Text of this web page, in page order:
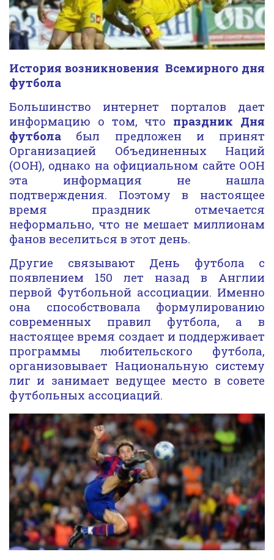
История возникновения Всемирного дня
футбола
Большинство интернет порталов дает
информацию о том, что праздник Дня
футбола был предложен и принят
Организацией Объединенных Наций
(ООН), однако на официальном сайте ООН
эта информация не нашла
подтверждения. Поэтому в настоящее
время праздник отмечается
неформально, что не мешает миллионам
фанов веселиться в этот день.
Другие связывают День футбола с
появлением 150 лет назад в Англии
первой Футбольной ассоциации. Именно
она способствовала формулированию
современных правил футбола, а в
настоящее время создает и поддерживает
программы любительского футбола,
организовывает Национальную систему
лиг и занимает ведущее место в совете
футбольных ассоциаций.